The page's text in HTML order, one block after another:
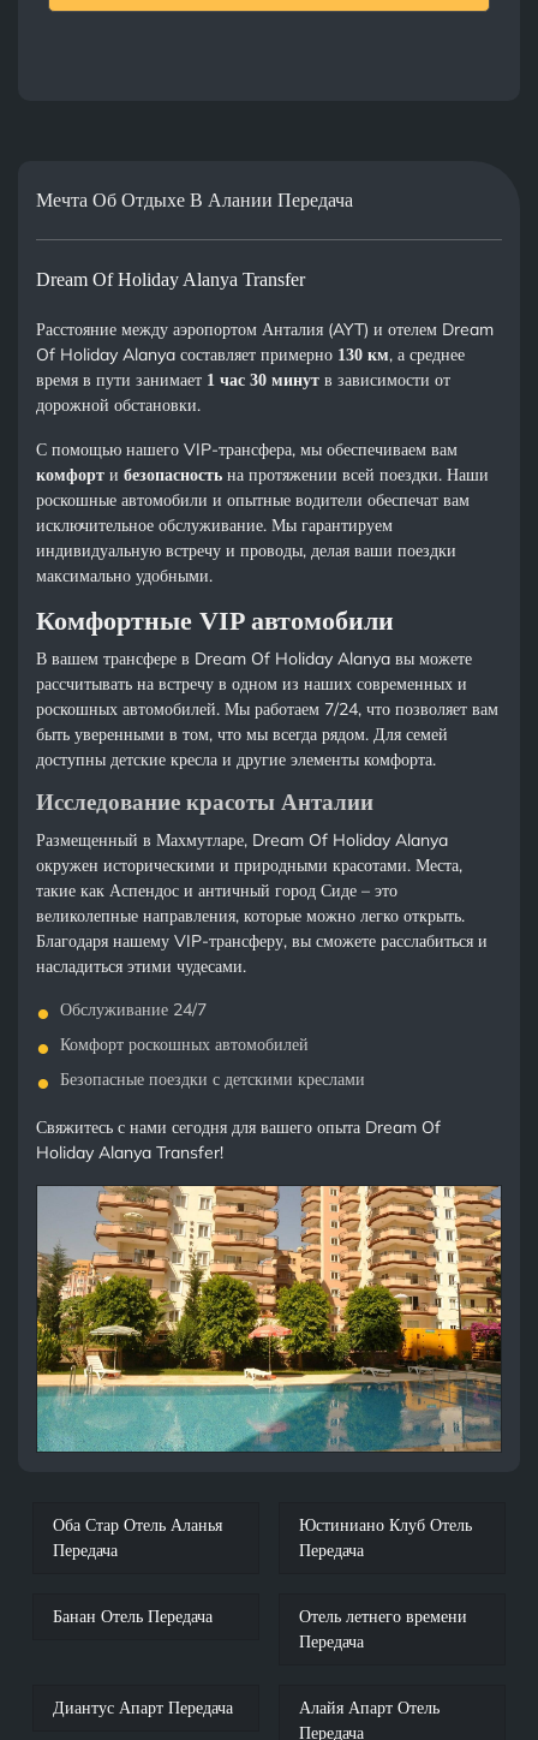
Мечта Об Отдыхе В Алании Передача
Dream Of Holiday Alanya Transfer
Расстояние между аэропортом Анталия (AYT) и отелем Dream
Of Holiday Alanya составляет примерно 130 км, а среднее
время в пути занимает 1 час 30 минут в зависимости от
дорожной обстановки.
С помощью нашего VIP-трансфера, мы обеспечиваем вам
комфорт ибезопасность на протяжении всей поездки. Наши
роскошные автомобили и опытные водители обеспечат вам
исключительное обслуживание. Мы гарантируем
индивидуальную встречу и проводы, делая ваши поездки
максимально удобными.
Комфортные VIP автомобили
В вашем трансфере в Dream Of Holiday Alanya вы можете
рассчитывать на встречу в одном из наших современных и
роскошных автомобилей. Мы работаем 7/24, что позволяет вам
быть уверенными в том, что мы всегда рядом. Для семей
доступны детские кресла и другие элементы комфорта.
Исследование красоты Анталии
Размещенный в Махмутларе, Dream Of Holiday Alanya
окружен историческими и природными красотами. Места,
такие как Аспендос и античный город Сиде – это
великолепные направления, которые можно легко открыть.
Благодаря нашему VIP-трансферу, вы сможете расслабиться и
насладиться этими чудесами.
Обслуживание 24/7
Комфорт роскошных автомобилей
Безопасные поездки с детскими креслами
Свяжитесь с нами сегодня для вашего опыта Dream Of
Holiday Alanya Transfer!
Оба Стар Отель Аланья
Передача
Юстиниано Клуб Отель
Передача
Банан Отель Передача
Отель летнего времени
Передача
Диантус Апарт Передача
Алайя Апарт Отель
Передача